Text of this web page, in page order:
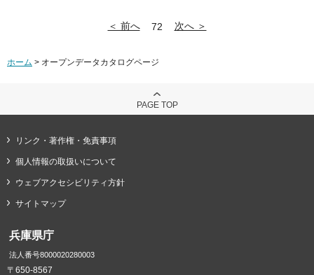
＜ 前へ 72 次へ ＞
ホーム > オープンデータカタログページ
PAGE TOP
リンク・著作権・免責事項
個人情報の取扱いについて
ウェブアクセシビリティ方針
サイトマップ
兵庫県庁
法人番号8000020280003
〒650-8567